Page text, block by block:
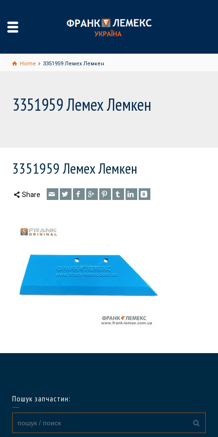
Home 3351959 Лемех Лемкен
3351959 Лемех Лемкен
3351959 Лемех Лемкен
Share
Пошук запчастин: